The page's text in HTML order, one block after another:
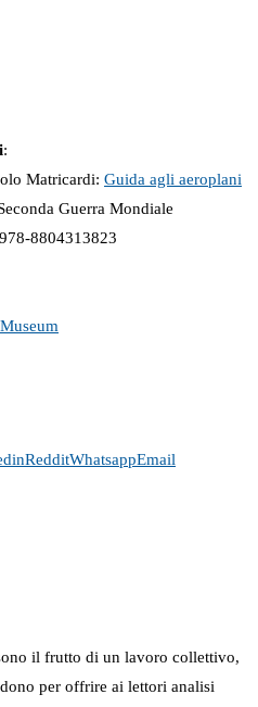
:
Matricardi: Guida agli aeroplani
Guerra Mondiale
8804313823
RedditWhatsappEmail
il frutto di un lavoro collettivo,
per offrire ai lettori analisi